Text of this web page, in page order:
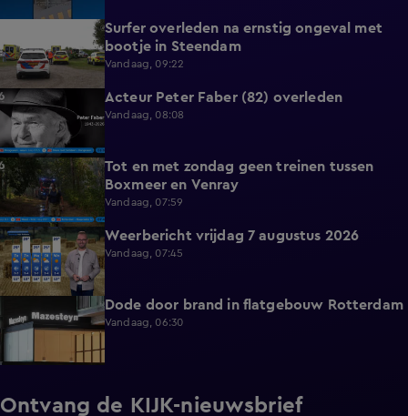
Surfer overleden na ernstig ongeval met
bootje in Steendam
Vandaag, 09:22
0:59 Acteur Peter Faber (82) overleden
Vandaag, 08:08
0:36
Tot en met zondag geen treinen tussen
Boxmeer en Venray
Vandaag, 07:59
2:26 Weerbericht vrijdag 7 augustus 2026
Vandaag, 07:45
Dode door brand in flatgebouw Rotterdam
Vandaag, 06:30
Ontvang de KIJK-nieuwsbrief